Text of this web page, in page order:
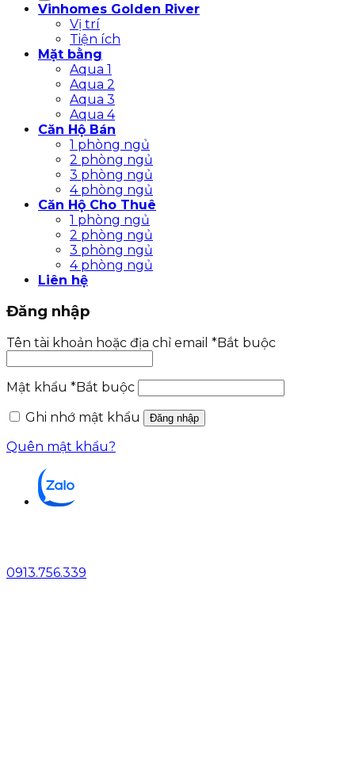
Vinhomes Golden River
Vị trí
Tiện ích
Mặt bằng
Aqua 1
Aqua 2
Aqua 3
Aqua 4
Căn Hộ Bán
1 phòng ngủ
2 phòng ngủ
3 phòng ngủ
4 phòng ngủ
Căn Hộ Cho Thuê
1 phòng ngủ
2 phòng ngủ
3 phòng ngủ
4 phòng ngủ
Liên hệ
Đăng nhập
Tên tài khoản hoặc địa chỉ email *Bắt buộc
Mật khẩu *Bắt buộc
Ghi nhớ mật khẩu
Đăng nhập
Quên mật khẩu?
0913.756.339